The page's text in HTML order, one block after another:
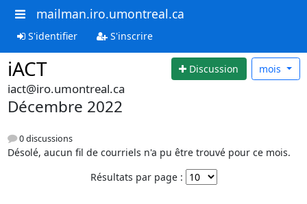
mailman.iro.umontreal.ca
S'identifier S'inscrire
iACT Discussion mois
iact@iro.umontreal.ca
Décembre 2022
0 discussions
Désolé, aucun fil de courriels n'a pu être trouvé pour ce mois.
Résultats par page :